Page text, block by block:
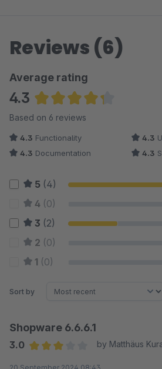
Reviews (6)
Average rating
4.3
Average rating of 4.33 out of 5
Based on 6 reviews
4.3 Functionality 4.3
4.3 Documentation 4.3
5 (4)
4 (0)
3 (2)
2 (0)
1 (0)
Sort by
Shopware 6.6.6.1
3.0
by Matthäus